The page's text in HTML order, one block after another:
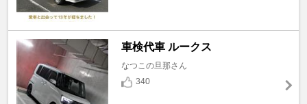
車検代車 ルークス
なつこの旦那さん
340